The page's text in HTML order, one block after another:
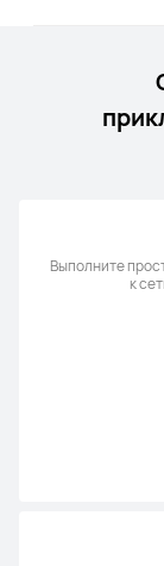
Выполните
к